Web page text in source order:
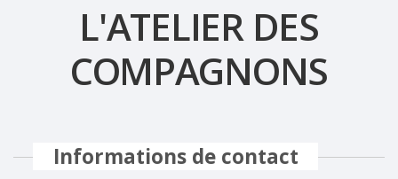
L'ATELIER DES
COMPAGNONS
Informations de contact